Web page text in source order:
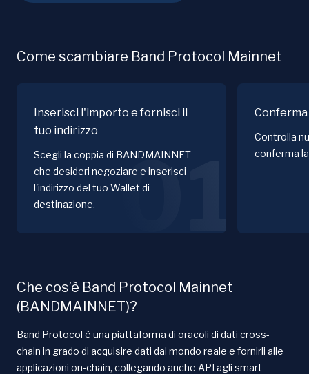
Come scambiare Band Protocol Mainnet
Inserisci l'importo e fornisci il
tuo indirizzo
Scegli la coppia di BANDMAINNET
che desideri negoziare e inserisci
l'indirizzo del tuo Wallet di
destinazione.
01
Controlla
conferma
Che cos’è Band Protocol Mainnet
(BANDMAINNET)?
Band Protocol è una piattaforma di oracoli di dati cross-
chain in grado di acquisire dati dal mondo reale e fornirli alle
applicazioni on-chain, collegando anche API agli smart